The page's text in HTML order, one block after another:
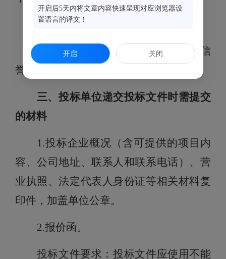
二、资格条件
投标人应具有法人资格，具有良好信
誉和良好的履行合同记录。
三、投标单位递交投标文件时需提交
的材料
1.投标企业概况（含可提供的项目内
容、公司地址、联系人和联系电话）、营
业执照、法定代表人身份证等相关材料复
印件，加盖单位公章。
2.报价函。
投标文件要求：投标文件应使用不能
开启后5天内将文章内容快速呈现对应浏览器设
置语言的译文！
开启 关闭